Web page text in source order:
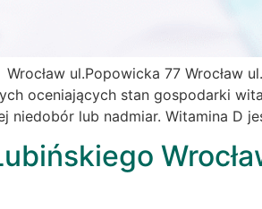
ul.Popowicka 77
oceniających stan gospodarki
niedobór lub nadmiar. Witamina D